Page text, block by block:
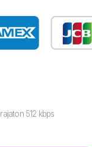
512 kbps